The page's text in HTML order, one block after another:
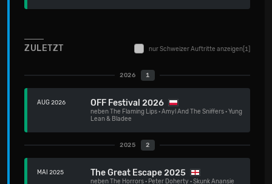
ZULETZT nur Schweizer Auftritte anzeigen [1]
2026 1
AUG 2026 OFF Festival 2026
nebenThe Flaming Lips·Amyl And The Sniffers·Yung
Lean & Bladee
2025 2
MAI 2025 The Great Escape 2025
nebenThe Horrors· Peter Doherty ·Skunk Anansie